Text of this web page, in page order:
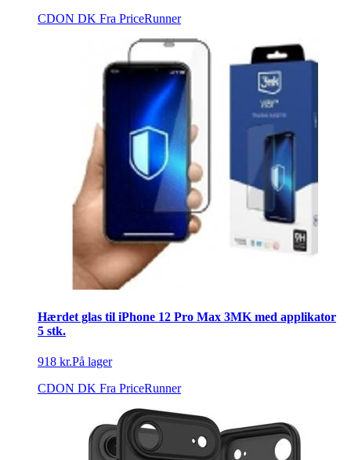
CDON DK Fra PriceRunner
Hærdet glas til iPhone 12 Pro Max 3MK med applikator
5 stk.
918 kr.På lager
CDON DK Fra PriceRunner